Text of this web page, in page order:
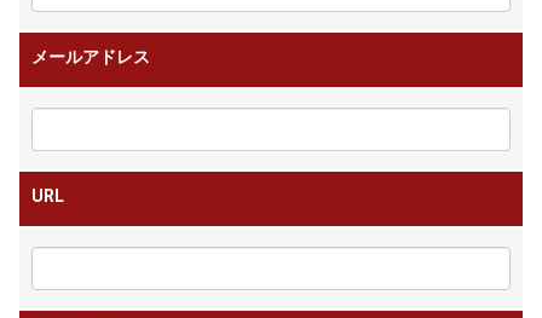
メールアドレス
URL